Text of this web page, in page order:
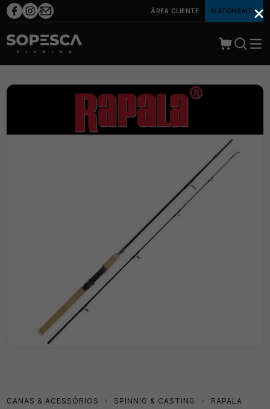
ÁREA CLIENTE MATCHBAITS
CANAS & ACESSÓRIOS › SPINNIG & CASTING › RAPALA
×